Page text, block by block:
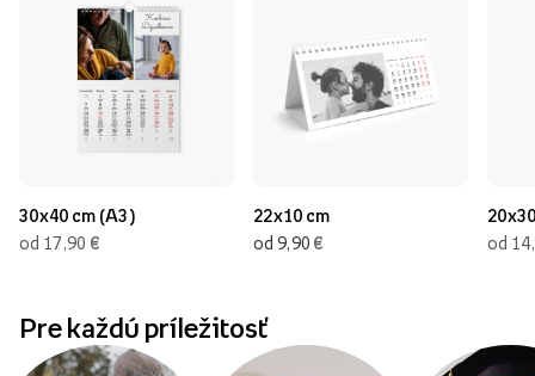
30x40 cm (A3)
od 17,90 €
22x10 cm
od 9,90 €
od
Pre každú príležitosť